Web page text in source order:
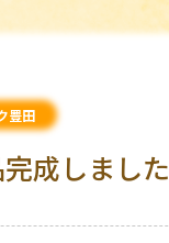
豊田
成しました